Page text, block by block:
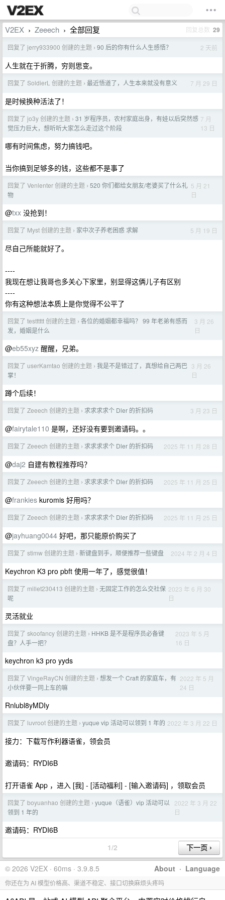
V2EX › Zeeech › 全部回复 回复总数 29
回复了 jerry933900 创建的主题 › 90 后的你有什么人生感悟？ 2 天前
人生就在于折腾，穷则思变。
回复了 SoldierL 创建的主题 › 最近悟道了，人生本来就没有意义 7 月 29 日
是时候换种活法了！
回复了 jo3y 创建的主题 › 31 岁程序员，农村家庭出身，有娃以后突然感
觉压力巨大，想听听大家怎么走过这个阶段
7 月
13 日
哪有时间焦虑，努力搞钱吧。
当你搞到足够多的钱，这些都不是事了
回复了 Venlenter 创建的主题 › 520 你们都给女朋友/老婆买了什么礼
物
5 月 21
日
@txx 没抢到！
回复了 Myst 创建的主题 › 家中次子养老困惑 求解 5 月 19 日
尽自己所能就好了。
----
我现在想让我哥也多关心下家里，别显得这俩儿子有区别
----
你有这种想法本质上是你觉得不公平了
回复了 testttttt 创建的主题 › 各位的婚姻都幸福吗？ 99 年老弟有感而
发，婚姻是什么
3 月 26
日
@eb55xyz 醒醒，兄弟。
回复了 userKamtao 创建的主题 › 我是不是错过了，真想给自己两巴
掌！
3 月 26
日
蹲个后续！
回复了 Zeeech 创建的主题 › 求求求求个 Dler 的折扣码 3 月 23 日
@fairytale110 是啊，还好没有要到邀请码。。
回复了 Zeeech 创建的主题 › 求求求求个 Dler 的折扣码 2025 年 11 月 28 日
@daj2 自建有教程推荐吗？
回复了 Zeeech 创建的主题 › 求求求求个 Dler 的折扣码 2025 年 11 月 25 日
@frankies kuromis 好用吗？
回复了 Zeeech 创建的主题 › 求求求求个 Dler 的折扣码 2025 年 11 月 25 日
@jayhuang0044 好吧，那只能原价购买了
回复了 stimw 创建的主题 › 新键盘到手，顺便推荐一些键盘 2024 年 2 月 4 日
Keychron K3 pro pbft 使用一年了，感觉很值！
回复了 millet230413 创建的主题 › 无固定工作的怎么交社保
呢
2023 年 6 月 30
日
灵活就业
回复了 skoofancy 创建的主题 › HHKB 是不是程序员必备键
盘？人手一把？
2023 年 5 月
16 日
keychron k3 pro yyds
回复了 VingeRayCN 创建的主题 › 想发一个 Craft 的家庭车，有
小伙伴要一同上车的嘛
2022 年 5 月
24 日
Rnlubl8yMDIy
回复了 luvroot 创建的主题 › yuque vip 活动可以领到 1 年的 2022 年 3 月 22 日
接力：下载写作利器语雀，领会员
邀请码：RYDI6B
打开语雀 App ，进入 [我] - [活动福利] - [输入邀请码] ，领取会员
回复了 boyuanhao 创建的主题 › yuque（语雀）vip 活动可以
领到 1 年的
2022 年 3 月 22
日
邀请码：RYDI6B
1/2
About · Language
© 2026 V2EX · 60ms · 3.9.8.5
你还在为 AI 模型价格高、渠道不稳定、接口切换麻烦头疼吗